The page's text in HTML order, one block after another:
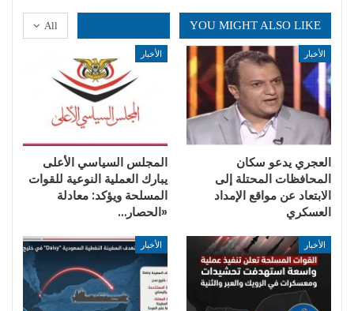
All YOU MIGHT ALSO LIKE
الأخبار
العجري يدعو سكان
المحافظات المحتلة إلى
الابتعاد عن مواقع الإمداد
العسكري
الأخبار
المجلس السياسي الأعلى
يبارك العملية النوعية للقوات
المسلحة ويؤكد: معادلة
«الحصار…
الأخبار الأخبار